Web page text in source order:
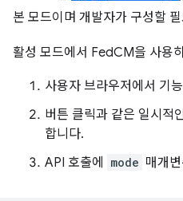
본 모드이며 개발자가 구성할
활성 모드에서 FedCM을 사용
사용자 브라우저에서 기
버튼 클릭과 같은 일시적
합니다.
API 호출에
mode 매개